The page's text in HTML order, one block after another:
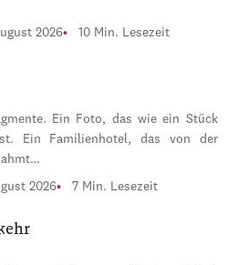
2026 10 Min. Lesezeit
Ein Foto, das wie ein Stück
Ein Familienhotel, das von der
2026 7 Min. Lesezeit